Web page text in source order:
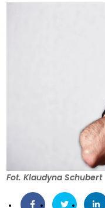
Fot. Klaudyna Schubert